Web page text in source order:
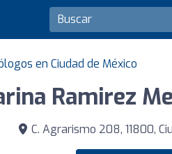
en Ciudad de México
Ramirez
C. Agrarismo 208, 11800,